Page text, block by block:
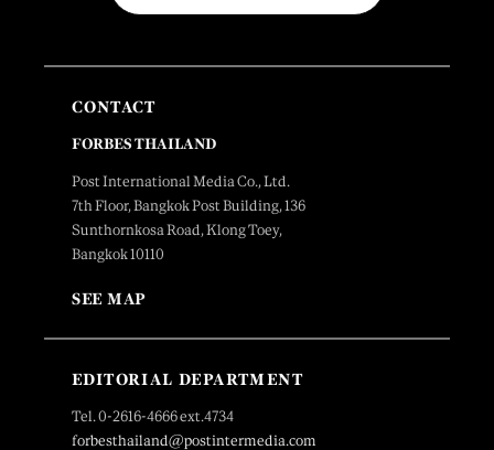
CONTACT
FORBES THAILAND
Post International Media Co., Ltd.
7th Floor, Bangkok Post Building, 136
Sunthornkosa Road, Klong Toey,
Bangkok 10110
SEE MAP
EDITORIAL DEPARTMENT
Tel. 0-2616-4666 ext.4734
forbesthailand@postintermedia.com